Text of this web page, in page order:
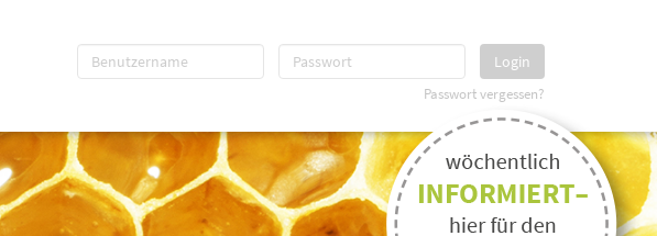
Login
Passwort vergessen?